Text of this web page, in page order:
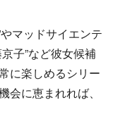
マッドサイエンテ
子”など彼女候補
に楽しめるシリー
に恵まれれば、